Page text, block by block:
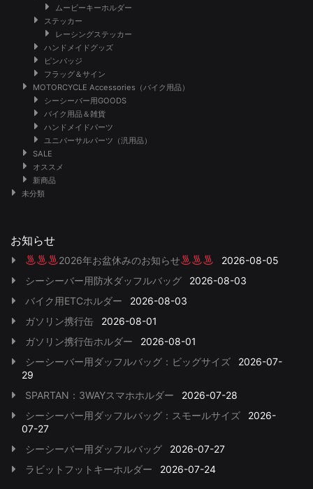
ムービーキーホルダー
ステッカー
レーシングステッカー
ハンドメイドグッズ
ピンバッジ
フラッグ＆サイン
MOTORCYCLE Accessories（バイク用品）
シーシーバー用GOODS
バイク用品＆雑貨
ハンドメイドパーツ
ユニバーサルパーツ（汎用品）
SALE
オススメ
新商品
未分類
お知らせ
2026年お盆休みのお知らせ
2026-08-05
シーシーバー用防水ダッフルバッグ
2026-08-03
バイク用ETCホルダー
2026-08-03
ガソリン携行缶
2026-08-01
ガソリン携行缶ホルダー
2026-08-01
シーシーバー用ダッフルバッグ：ビッグサイズ
2026-07-
29
SPARTAN：3WAYスマホホルダー
2026-07-28
シーシーバー用ダッフルバッグ：スモールサイズ
2026-
07-27
シーシーバー用ダッフルバッグ
2026-07-27
ラビットフットキーホルダー
2026-07-24